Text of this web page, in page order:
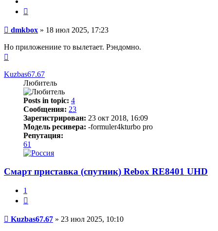
Сообщение
dmkbox » 18 июл 2025, 17:23
Но приложениие то вылетает. Рэндомно.
началу
Kuzbas67.67
Любитель
Posts in topic: 4
Сообщения: 23
Зарегистрирован: 23 окт 2018, 16:09
Модель ресивера: -formuler4kturbo pro
Репутация:
61
Смарт приставка (спутник) Rebox RE8401 UHD
1
Сообщение
Kuzbas67.67 » 23 июл 2025, 10:10